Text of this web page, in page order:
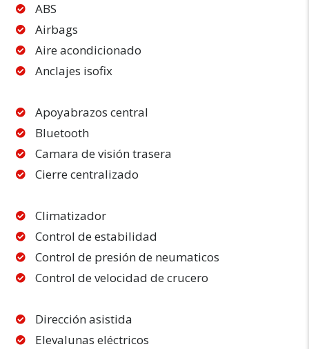
ABS
Airbags
Aire acondicionado
Anclajes isofix
Apoyabrazos central
Bluetooth
Camara de visión trasera
Cierre centralizado
Climatizador
Control de estabilidad
Control de presión de neumaticos
Control de velocidad de crucero
Dirección asistida
Elevalunas eléctricos